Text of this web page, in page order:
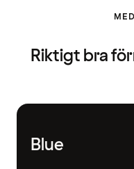
Riktigt bra
Blue